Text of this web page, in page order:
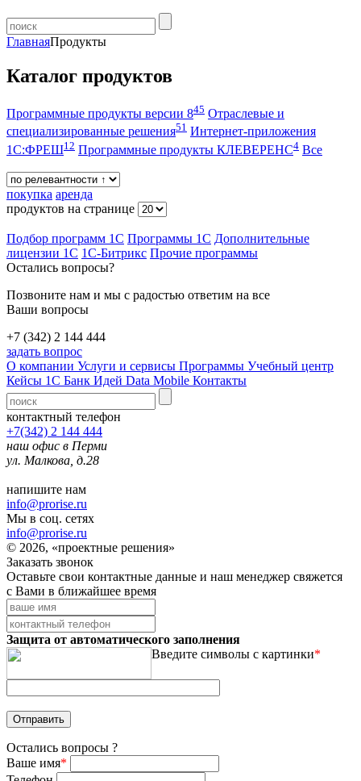
ГлавнаяПродукты
Каталог продуктов
Программные продукты версии 845 Отраслевые и
специализированные решения51 Интернет-приложения
1С:ФРЕШ12 Программные продукты КЛЕВЕРЕНС4 Все
покупка аренда
продуктов на странице
Подбор программ 1С Программы 1С Дополнительные
лицензии 1С 1С-Битрикс Прочие программы
Остались вопросы?
Позвоните нам и мы с радостью ответим на все
Ваши вопросы
+7 (342) 2 144 444
задать вопрос
О компании Услуги и сервисы Программы Учебный центр
Кейсы 1С Банк Идей Data Mobile Контакты
контактный телефон
+7(342) 2 144 444
наш офис в Перми
ул. Малкова, д.28
напишите нам
info@prorise.ru
Мы в соц. сетях
info@prorise.ru
© 2026, «проектные решения»
Заказать звонок
Оставьте свои контактные данные и наш менеджер свяжется
с Вами в ближайшее время
Защита от автоматического заполнения
Введите символы с картинки*
Остались вопросы ?
Ваше имя*